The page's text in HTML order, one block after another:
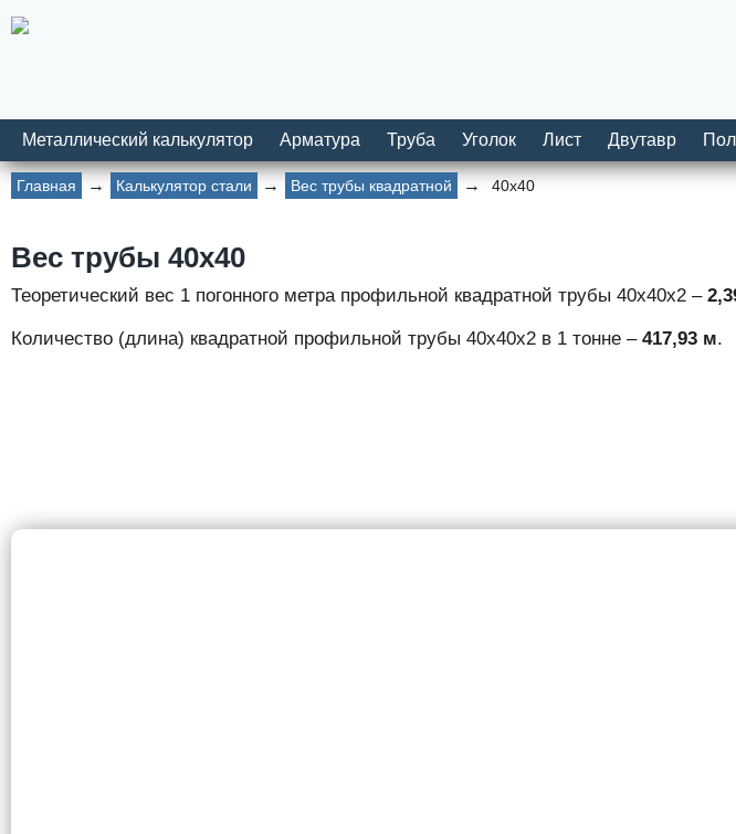
Металлический калькулятор Арматура Труба Уголок Лист Двутавр
Главная Калькулятор стали Вес трубы квадратной 40х40
Вес трубы 40х40
Теоретический вес 1 погонного метра профильной квадратной трубы 40х40х2 –
Количество (длина) квадратной профильной трубы 40х40х2 в 1 тонне – 417,93 м.